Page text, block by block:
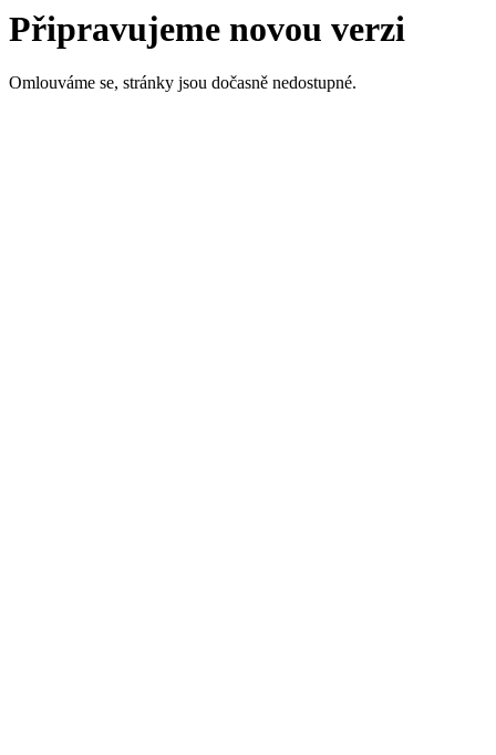
Připravujeme novou verzi
Omlouváme se, stránky jsou dočasně nedostupné.